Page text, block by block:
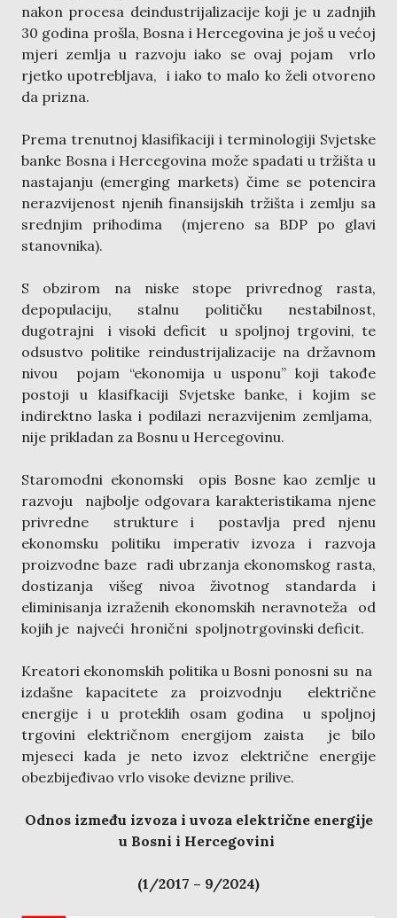
nakon procesa deindustrijalizacije koji je u zadnjih
30 godina prošla, Bosna i Hercegovina je još u većoj
mjeri zemlja u razvoju iako se ovaj pojam vrlo
rjetko upotrebljava, i iako to malo ko želi otvoreno
da prizna.
Prema trenutnoj klasifikaciji i terminologiji Svjetske
banke Bosna i Hercegovina može spadati u tržišta u
nastajanju (emerging markets) čime se potencira
nerazvijenost njenih finansijskih tržišta i zemlju sa
srednjim prihodima (mjereno sa BDP po glavi
stanovnika).
S obzirom na niske stope privrednog rasta,
depopulaciju, stalnu političku nestabilnost,
dugotrajni i visoki deficit u spoljnoj trgovini, te
odsustvo politike reindustrijalizacije na državnom
nivou pojam “ekonomija u usponu” koji takođe
postoji u klasifkaciji Svjetske banke, i kojim se
indirektno laska i podilazi nerazvijenim zemljama,
nije prikladan za Bosnu u Hercegovinu.
Staromodni ekonomski opis Bosne kao zemlje u
razvoju najbolje odgovara karakteristikama njene
privredne strukture i postavlja pred njenu
ekonomsku politiku imperativ izvoza i razvoja
proizvodne baze radi ubrzanja ekonomskog rasta,
dostizanja višeg nivoa životnog standarda i
eliminisanja izraženih ekonomskih neravnoteža od
kojih je najveći hronični spoljnotrgovinski deficit.
Kreatori ekonomskih politika u Bosni ponosni su na
izdašne kapacitete za proizvodnju električne
energije i u proteklih osam godina u spoljnoj
trgovini električnom energijom zaista je bilo
mjeseci kada je neto izvoz električne energije
obezbijeđivao vrlo visoke devizne prilive.
Odnos između izvoza i uvoza električne energije
u Bosni i Hercegovini
(1/2017 – 9/2024)